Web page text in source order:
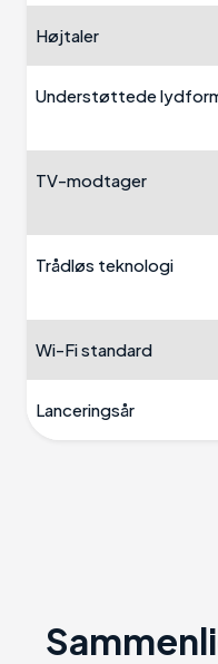
Højtaler
Understøttede
TV-modtager
Trådløs teknologi
Wi-Fi standard
Lanceringsår